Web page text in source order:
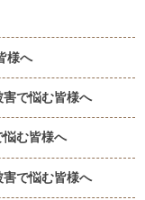
様へ
で悩む皆様へ
悩む皆様へ
で悩む皆様へ